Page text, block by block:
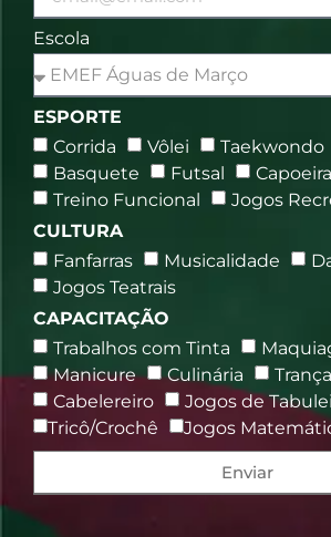
Escola
ESPORTE
Corrida
Vôlei Taekwondo
Basquete
Futsal Capoeira
Treino Funcional
Jogos
CULTURA
Fanfarras
Musicalidade
Jogos Teatrais
CAPACITAÇÃO
Trabalhos com Tinta
Manicure
Culinária
Cabelereiro
Jogos de
Tricô/Crochê
Jogos
Enviar